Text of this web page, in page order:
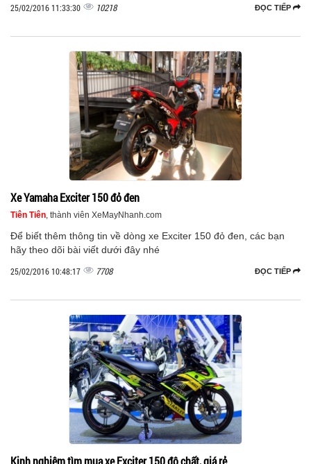
ĐỌC TIẾP
25/02/2016 11:33:30 10218
Xe Yamaha Exciter 150 đỏ đen
Tiên Tiên, thành viên XeMayNhanh.com
Để biết thêm thông tin về dòng xe Exciter 150 đỏ đen, các bạn
hãy theo dõi bài viết dưới đây nhé
ĐỌC TIẾP
25/02/2016 10:48:17 7708
Kinh nghiệm tìm mua xe Exciter 150 độ chất, giá rẻ